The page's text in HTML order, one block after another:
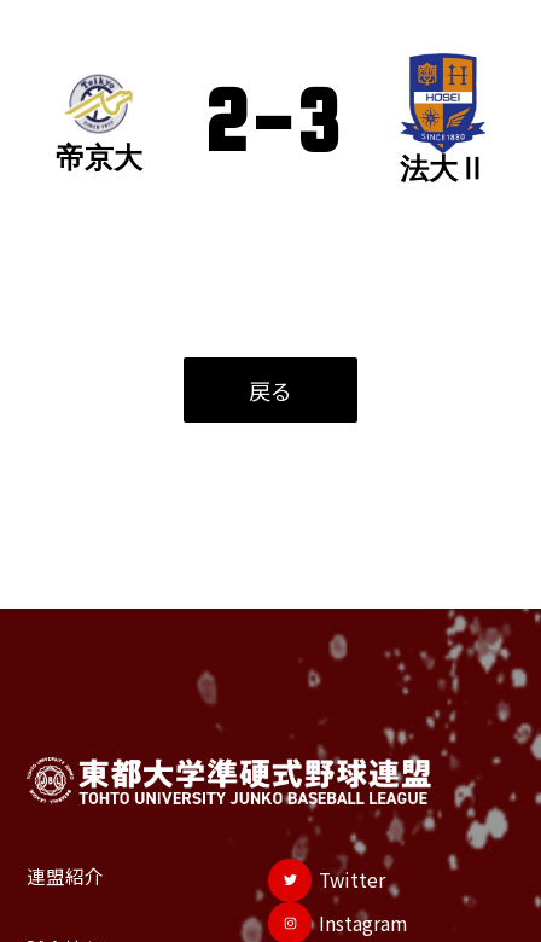
帝京大 2-3
法大Ⅱ
戻る
連盟紹介
Twitter
Instagram